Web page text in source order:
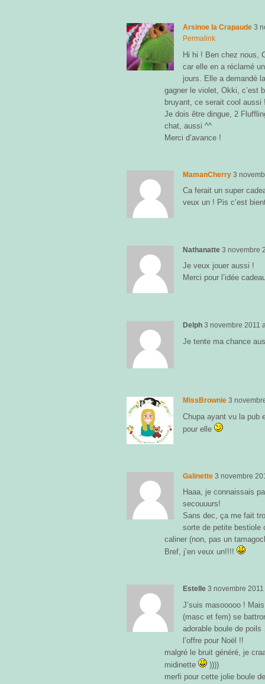
Arsinoe la Crapaude 3
Permalink
Hi hi ! Ben chez nous,
car elle en a réclamé
jours. Elle a demandé
gagner le violet, Okki, c’est
bruyant, ce serait cool aussi
Je dois être dingue, 2
chat, aussi ^^
Merci d’avance !
MamanCherry 3
Ca ferait un super
veux un ! Pis c’est
Nathanatte 3 novembre
Je veux jouer aussi !
Merci pour l’idée
Delph 3 novembre 2011
Je tente ma chance
MissBrownie 3
Chupa ayant vu la pub
pour elle
Galinette 3 novembre
Haaa, je connaissais
secouuurs!
Sans dec, ça me fait
sorte de petite bestiole
caliner (non, pas un
Bref, j’en veux un!!!!
Estelle 3 novembre 2011
J’suis masooooo !
(masc et fem) se
adorable boule de
l’offre pour Noël !!
malgré le bruit généré, je
midinette
))))
merfi pour cette jolie boule